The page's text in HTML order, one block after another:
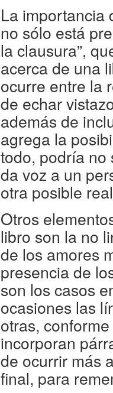
La importancia
no sólo está
la clausura”,
acerca de una
ocurre entre la
de echar
además de
agrega la
todo, podría no
da voz a un
otra posible
Otros
libro son la no
de los amores
presencia de
son los casos
ocasiones las
otras,
incorporan
de ocurrir más
final, para